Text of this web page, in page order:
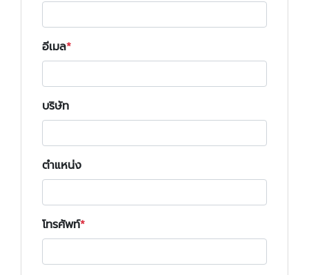
อีเมล
บริษัท
ตำแหน่ง
โทรศัพท์